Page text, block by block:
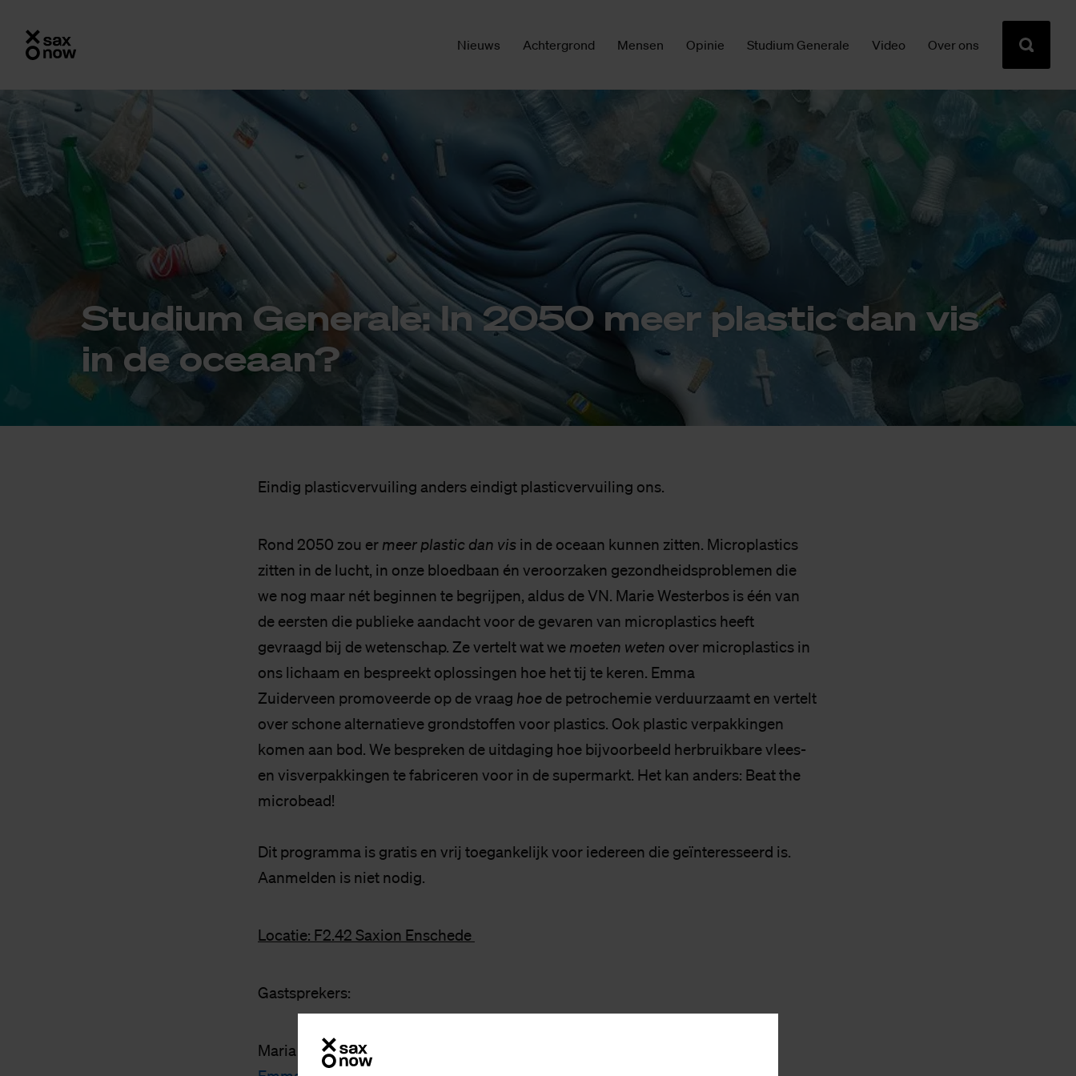
Nieuws Achtergrond Mensen Opinie Studium Generale Video Over ons
Stu­di­um Ge­ne­ra­le: In 2050 meer plas­tic dan vis
in de oce­aan?
Eindig plasticvervuiling anders eindigt plasticvervuiling ons.
Rond 2050 zou er meer plastic dan vis in de oceaan kunnen zitten. Microplastics
zitten in de lucht, in onze bloedbaan én veroorzaken gezondheidsproblemen die
we nog maar nét beginnen te begrijpen, aldus de VN. Marie Westerbos is één van
de eersten die publieke aandacht voor de gevaren van microplastics heeft
gevraagd bij de wetenschap. Ze vertelt wat we moeten weten over microplastics in
ons lichaam en bespreekt oplossingen hoe het tij te keren. Emma
Zuiderveen promoveerde op de vraag hoe de petrochemie verduurzaamt en vertelt
over schone alternatieve grondstoffen voor plastics. Ook plastic verpakkingen
komen aan bod. We bespreken de uitdaging hoe bijvoorbeeld herbruikbare vlees-
en visverpakkingen te fabriceren voor in de supermarkt. Het kan anders: Beat the
microbead!
Dit programma is gratis en vrij toegankelijk voor iedereen die geïnteresseerd is.
Aanmelden is niet nodig.
Locatie: F2.42 Saxion Enschede
Gastsprekers:
Maria Westerbos